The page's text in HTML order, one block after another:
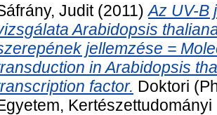
Judit(2011)Az UV-B
Arabidopsis
jellemzése =
in Arabidopsis
factor. Doktori